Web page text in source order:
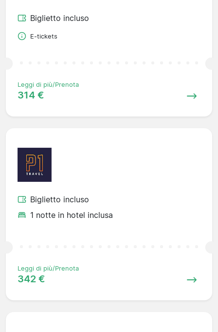
Biglietto incluso
E-tickets
Leggi di più/Prenota
314 €
Biglietto incluso
1 notte in hotel inclusa
Leggi di più/Prenota
342 €